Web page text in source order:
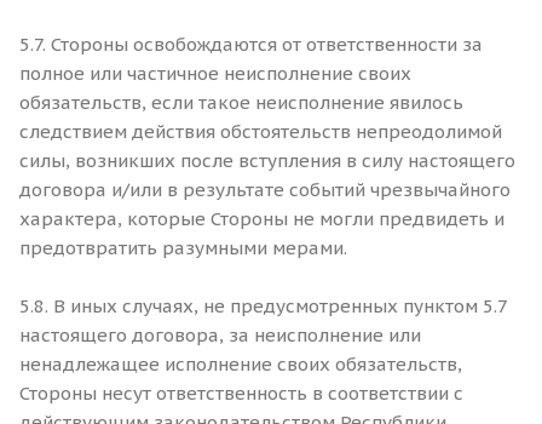
5.7. Стороны освобождаются от ответственности за
полное или частичное неисполнение своих
обязательств, если такое неисполнение явилось
следствием действия обстоятельств непреодолимой
силы, возникших после вступления в силу настоящего
договора и/или в результате событий чрезвычайного
характера, которые Стороны не могли предвидеть и
предотвратить разумными мерами.
5.8. В иных случаях, не предусмотренных пунктом 5.7
настоящего договора, за неисполнение или
ненадлежащее исполнение своих обязательств,
Стороны несут ответственность в соответствии с